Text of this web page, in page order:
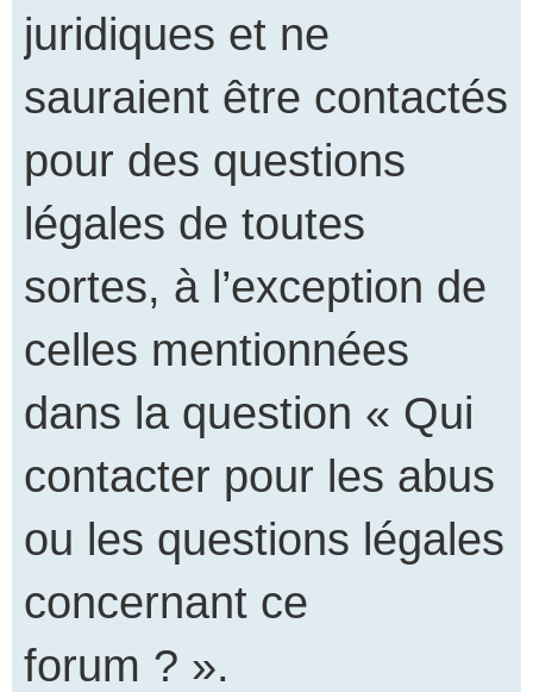
juridiques et ne
sauraient être contactés
pour des questions
légales de toutes
sortes, à l’exception de
celles mentionnées
dans la question « Qui
contacter pour les abus
ou les questions légales
concernant ce
forum ? ».